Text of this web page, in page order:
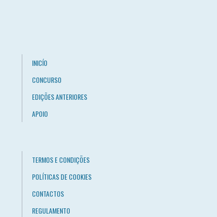
INICÍO
CONCURSO
EDIÇÕES ANTERIORES
APOIO
TERMOS E CONDIÇÕES
POLÍTICAS DE COOKIES
CONTACTOS
REGULAMENTO